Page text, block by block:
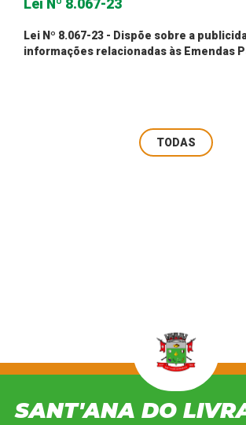
Lei Nº 8.067-23
Lei Nº 8.067-23 - Dispõe sobre a
informações relacionadas às Emendas
TODAS
SANT'ANA DO